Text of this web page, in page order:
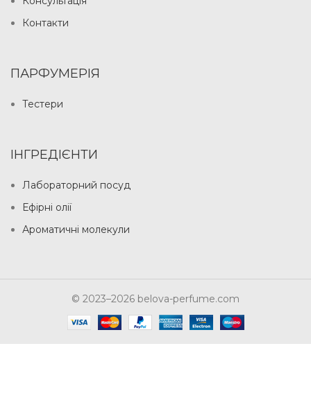
Контакти
ПАРФУМЕРІЯ
Тестери
ІНГРЕДІЄНТИ
Лабораторний посуд
Ефірні олії
Ароматичні молекули
© 2023–2026 belova-perfume.com